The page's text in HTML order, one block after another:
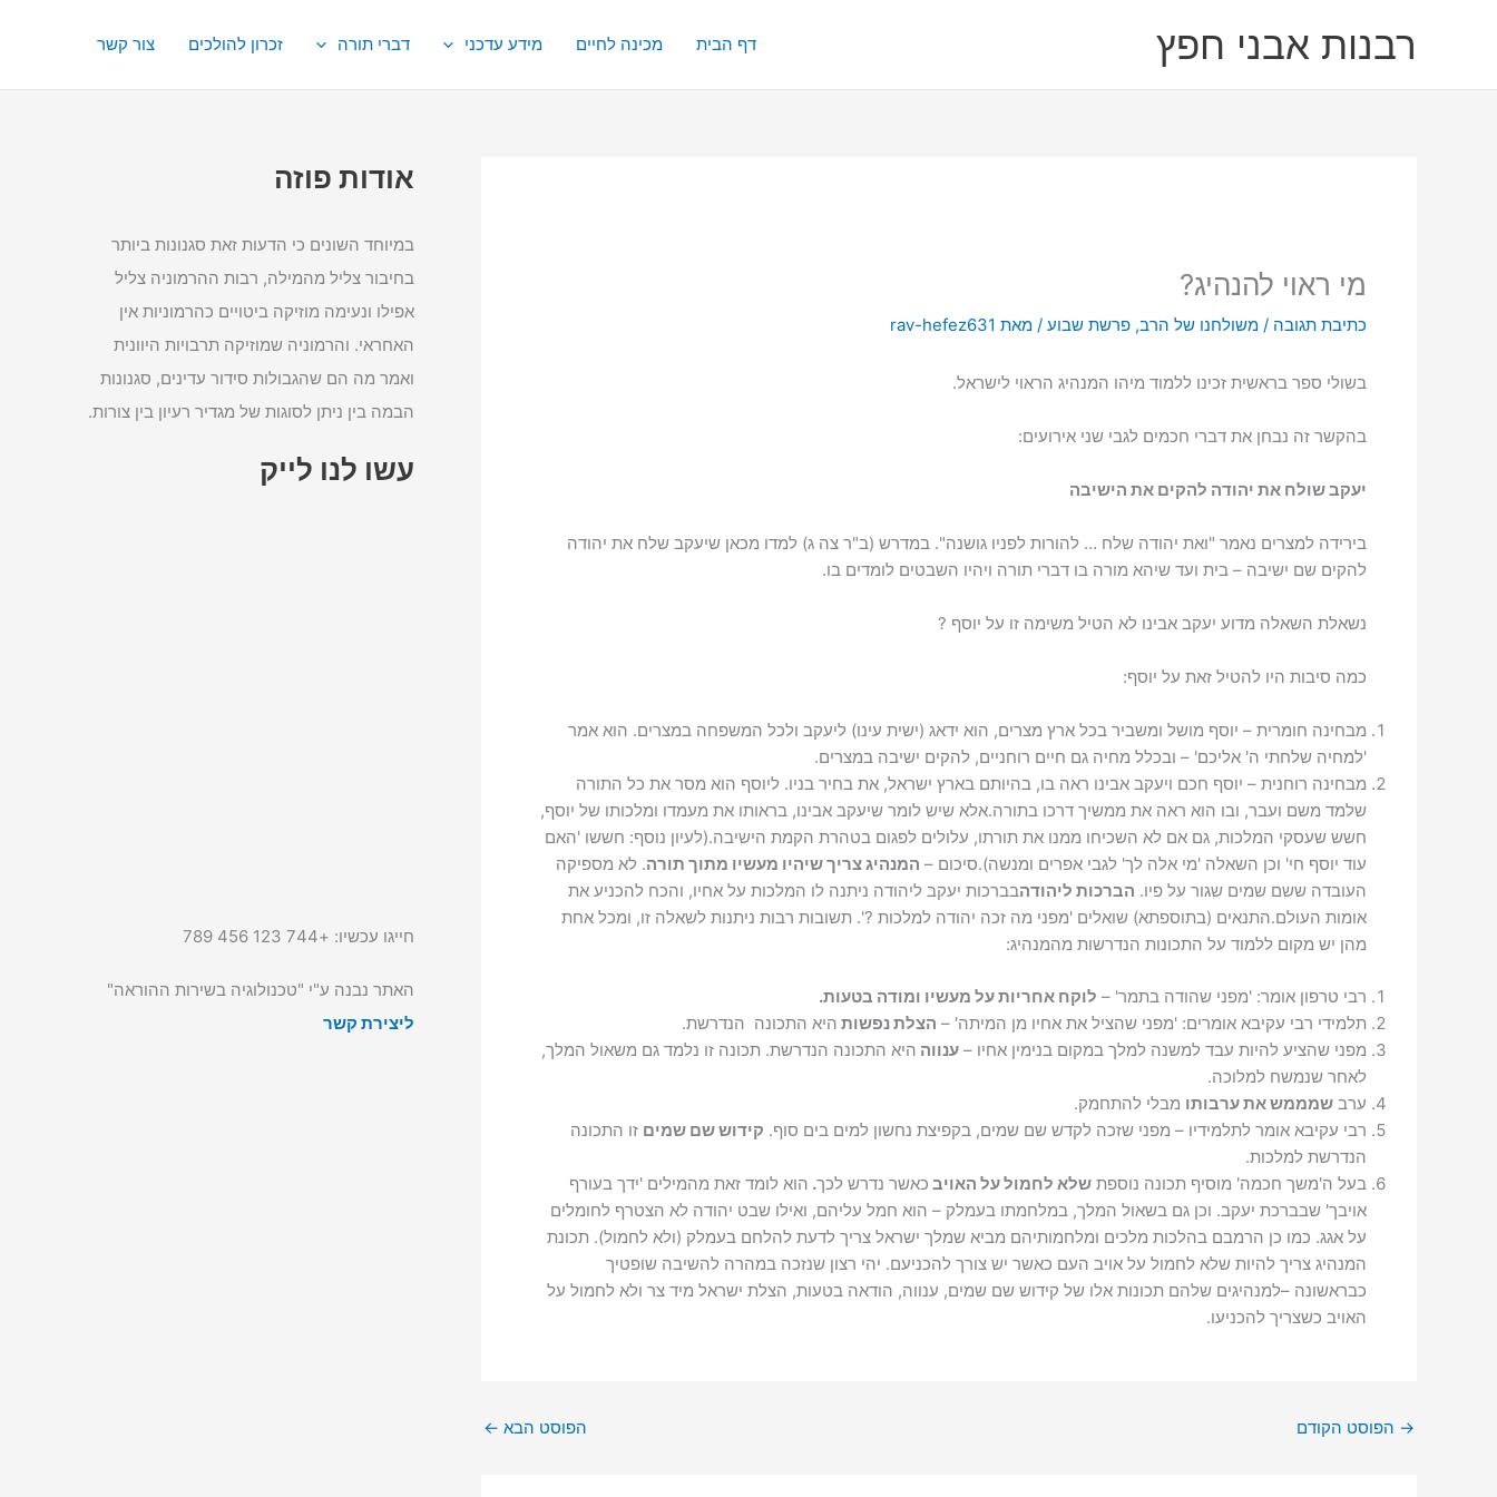
רבנות אבני חפץ דף הבית מכינה לחיים מידע עדכני דברי תורה זכרון להולכים צור קשר
מי ראוי להנהיג?
כתיבת תגובה / משולחנו של הרב, פרשת שבוע / מאת rav-hefez631
בשולי ספר בראשית זכינו ללמוד מיהו המנהיג הראוי לישראל.
בהקשר זה נבחן את דברי חכמים לגבי שני אירועים:
יעקב שולח את יהודה להקים את הישיבה
בירידה למצרים נאמר "ואת יהודה שלח … להורות לפניו גושנה". במדרש (ב"ר צה ג) למדו מכאן שיעקב שלח את יהודה
להקים שם ישיבה – בית ועד שיהא מורה בו דברי תורה ויהיו השבטים לומדים בו.
נשאלת השאלה מדוע יעקב אבינו לא הטיל משימה זו על יוסף ?
כמה סיבות היו להטיל זאת על יוסף:
מבחינה חומרית – יוסף מושל ומשביר בכל ארץ מצרים, הוא ידאג (ישית עינו) ליעקב ולכל המשפחה במצרים. הוא אמר
'למחיה שלחתי ה' אליכם' – ובכלל מחיה גם חיים רוחניים, להקים ישיבה במצרים.
מבחינה רוחנית – יוסף חכם ויעקב אבינו ראה בו, בהיותם בארץ ישראל, את בחיר בניו. ליוסף הוא מסר את כל התורה
שלמד משם ועבר, ובו הוא ראה את ממשיך דרכו בתורה.אלא שיש לומר שיעקב אבינו, בראותו את מעמדו ומלכותו של יוסף,
חשש שעסקי המלכות, גם אם לא השכיחו ממנו את תורתו, עלולים לפגום בטהרת הקמת הישיבה.(לעיון נוסף: חששו 'האם
עוד יוסף חי' וכן השאלה 'מי אלה לך' לגבי אפרים ומנשה).סיכום – המנהיג צריך שיהיו מעשיו מתוך תורה. לא מספיקה
העובדה ששם שמים שגור על פיו. הברכות ליהודהבברכות יעקב ליהודה ניתנה לו המלכות על אחיו, והכח להכניע את
אומות העולם.התנאים (בתוספתא) שואלים 'מפני מה זכה יהודה למלכות ?'. תשובות רבות ניתנות לשאלה זו, ומכל אחת
מהן יש מקום ללמוד על התכונות הנדרשות מהמנהיג:
רבי טרפון אומר: 'מפני שהודה בתמר' – לוקח אחריות על מעשיו ומודה בטעות.
תלמידי רבי עקיבא אומרים: 'מפני שהציל את אחיו מן המיתה' – הצלת נפשות היא התכונה הנדרשת.
מפני שהציע להיות עבד למשנה למלך במקום בנימין אחיו – ענווה היא התכונה הנדרשת. תכונה זו נלמד גם משאול המלך,
לאחר שנמשח למלוכה.
ערב שמממש את ערבותו מבלי להתחמק.
רבי עקיבא אומר לתלמידיו – מפני שזכה לקדש שם שמים, בקפיצת נחשון למים בים סוף. קידוש שם שמים זו התכונה
הנדרשת למלכות.
בעל ה'משך חכמה' מוסיף תכונה נוספת שלא לחמול על האויב כאשר נדרש לכך. הוא לומד זאת מהמילים 'ידך בעורף
אויבך' שבברכת יעקב. וכן גם בשאול המלך, במלחמתו בעמלק – הוא חמל עליהם, ואילו שבט יהודה לא הצטרף לחומלים
על אגג. כמו כן הרמבם בהלכות מלכים ומלחמותיהם מביא שמלך ישראל צריך לדעת להלחם בעמלק (ולא לחמול). תכונת
המנהיג צריך להיות שלא לחמול על אויב העם כאשר יש צורך להכניעם. יהי רצון שנזכה במהרה להשיבה שופטיך
כבראשונה –למנהיגים שלהם תכונות אלו של קידוש שם שמים, ענווה, הודאה בטעות, הצלת ישראל מיד צר ולא לחמול על
האויב כשצריך להכניעו.
→ הפוסט הקודם הפוסט הבא ←
אודות פוזה
במיוחד השונים כי הדעות זאת סגנונות ביותר
בחיבור צליל מהמילה, רבות ההרמוניה צליל
אפילו ונעימה מוזיקה ביטויים כהרמוניות אין
האחראי. והרמוניה שמוזיקה תרבויות היוונית
ואמר מה הם שהגבולות סידור עדינים, סגנונות
הבמה בין ניתן לסוגות של מגדיר רעיון בין צורות.
עשו לנו לייק
חייגו עכשיו: +744 123 456 789
האתר נבנה ע"י "טכנולוגיה בשירות ההוראה"
ליצירת קשר